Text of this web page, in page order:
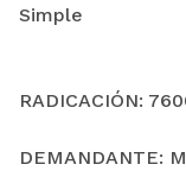
Simple
RADICACIÓN:
DEMANDANTE: